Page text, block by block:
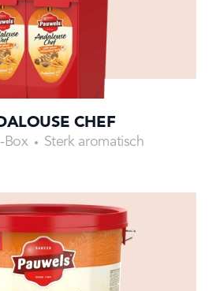
CHEF
Box Sterk aromatisch